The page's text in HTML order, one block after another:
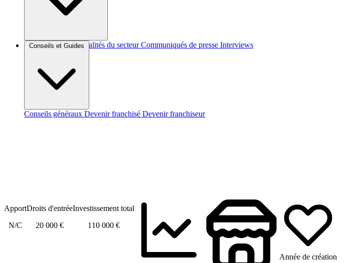
Brèves et actus Actualités du secteur Communiqués de presse Interviews
Conseils et Guides
Conseils généraux Devenir franchisé Devenir franchiseur
Apport
N/C
Droits d'entrée
20 000 €
Investissement total
110 000 €
Année de création